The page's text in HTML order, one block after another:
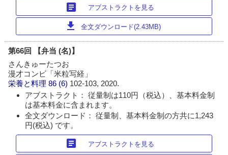
article アブストラクトを見る
download 全文ダウンロード(2.43MB)
第66回 【弁当 (名)】
さんきゅーたつお
漫才コンビ「米粒写経」
栄養と料理 86 (6) 102-103, 2020.
アブストラクト： 従量制は110円（税込）、基本料金制
は基本料金に含まれます。
全文ダウンロード： 従量制、基本料金制の方共に1,243
円(税込) です。
article アブストラクトを見る